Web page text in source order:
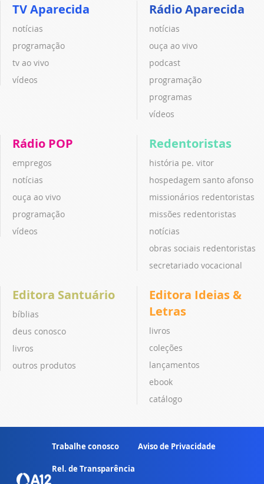
TV Aparecida
notícias
programação
tv ao vivo
vídeos
Rádio Aparecida
notícias
ouça ao vivo
podcast
programação
programas
vídeos
Rádio POP
empregos
notícias
ouça ao vivo
programação
vídeos
Redentoristas
história pe. vitor
hospedagem santo afonso
missionários redentoristas
missões redentoristas
notícias
obras sociais redentoristas
secretariado vocacional
Editora Santuário
bíblias
deus conosco
livros
outros produtos
Editora Ideias &
Letras
livros
coleções
lançamentos
ebook
catálogo
Trabalhe conosco Aviso de Privacidade
Rel. de Transparência